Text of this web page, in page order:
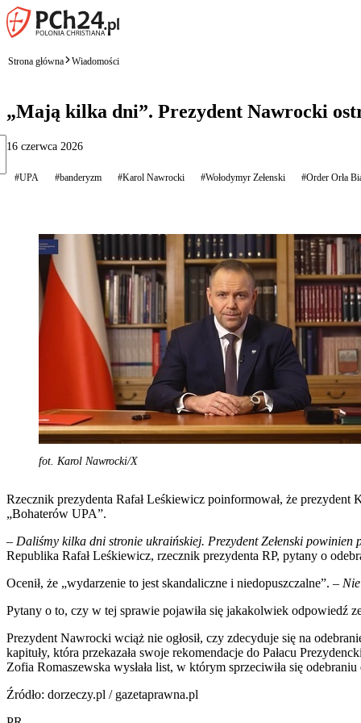
Strona główna Wiadomości
„Mają kilka dni”. Prezydent Nawrocki
16 czerwca 2026
#UPA #banderyzm #Karol Nawrocki #Wołodymyr Zełenski #Order Orła
fot. Karol Nawrocki/X
Rzecznik prezydenta Rafał Leśkiewicz poinformował, że
„Bohaterów UPA”.
– Daliśmy kilka dni stronie ukraińskiej. Prezydent Zełenski
Republika Rafał Leśkiewicz, rzecznik prezydenta RP, pytany o
Ocenił, że „wydarzenie to jest skandaliczne i niedopuszczalne”. –
Pytany o to, czy w tej sprawie pojawiła się jakakolwiek odpowiedź
Prezydent Nawrocki wciąż nie ogłosił, czy zdecyduje się na
kapituły, która przekazała swoje rekomendacje do Pałacu
Zofia Romaszewska wysłała list, w którym sprzeciwiła się
Źródło: dorzeczy.pl / gazetaprawna.pl